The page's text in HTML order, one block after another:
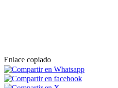
Enlace copiado